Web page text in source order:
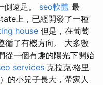
遠足。 seo軟體 最
上，已經開發了一種
house 但是，在葡萄
循了有機方向。 大多數
從一個有趣的陽光下開始
services 克拉克·格里
的小兒子長大，帶家人